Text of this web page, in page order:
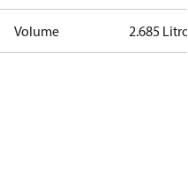
Volume 2.685 Litro